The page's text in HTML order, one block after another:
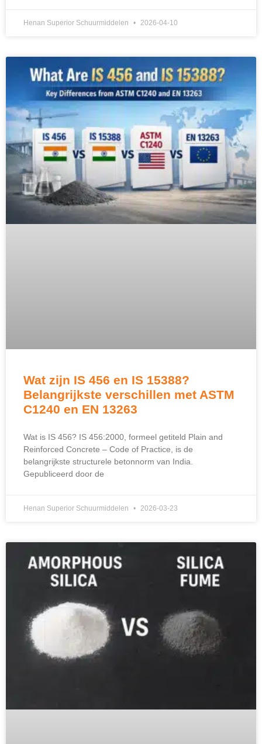
Henan Superior Schuurmiddelen 2026-04-10
Wat zijn IS 456 en IS 15388?
Belangrijkste verschillen met ASTM
C1240 en EN 13263
Wat is IS 456? IS 456:2000, formeel getiteld Plain and
Reinforced Concrete – Code of Practice, is de
belangrijkste structurele betonnorm van India.
Gepubliceerd door de
Henan Superior Schuurmiddelen 2026-03-23